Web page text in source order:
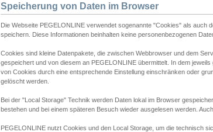
Speicherung von Daten im Browser
Die Webseite PEGELONLINE verwendet sogenannte "Cookies" als
speichern. Diese Informationen beinhalten keine personenbezogenen
Cookies sind kleine Datenpakete, die zwischen Webbrowser und dem
gespeichert und von diesem an PEGELONLINE übermittelt. In dem
von Cookies durch eine entsprechende Einstellung einschränken oder
gelöscht werden.
Bei der "Local Storage" Technik werden Daten lokal im Browser
bestehen und bei einem späteren Besuch wieder ausgelesen werden.
PEGELONLINE nutzt Cookies und den Local Storage, um die technisch